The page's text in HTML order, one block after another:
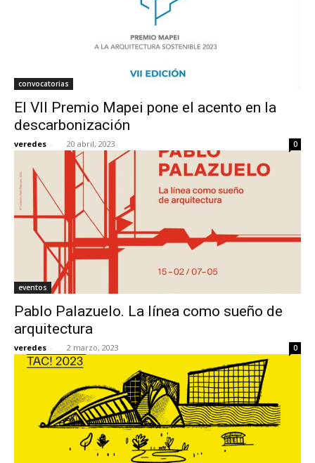
convocatorias
El VII Premio Mapei pone el acento en la
descarbonización
veredes - 20 abril, 2023 0
eventos
Pablo Palazuelo. La línea como sueño de
arquitectura
veredes - 2 marzo, 2023 0